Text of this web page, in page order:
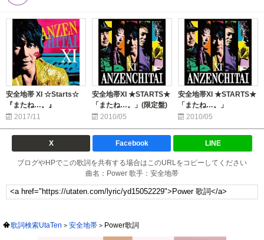
安全地帯 XI ☆Starts☆
『またね…。』
2017/11
安全地帯XI ★STARTS★
「またね…。」(限定盤)
2010/05
安全地帯XI ★STARTS★
「またね…。」
2010/05
X Facebook LINE
ブログやHPでこの歌詞を共有する場合はこのURLをコピーしてください
曲名：Power 歌手：安全地帯
歌詞検索UtaTen 安全地帯 Power歌詞